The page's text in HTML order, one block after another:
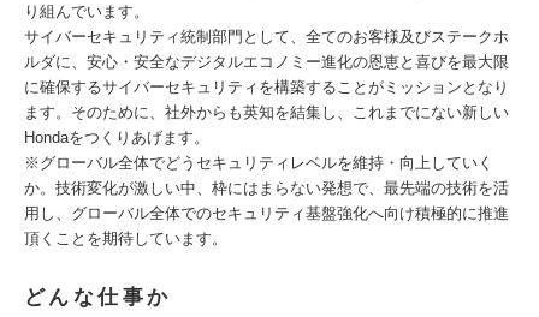
り組んでいます。
サイバーセキュリティ統制部門として、全てのお客様及びステークホ
ルダに、安心・安全なデジタルエコノミー進化の恩恵と喜びを最大限
に確保するサイバーセキュリティを構築することがミッションとなり
ます。そのために、社外からも英知を結集し、これまでにない新しい
Hondaをつくりあげます。
※グローバル全体でどうセキュリティレベルを維持・向上していく
か。技術変化が激しい中、枠にはまらない発想で、最先端の技術を活
用し、グローバル全体でのセキュリティ基盤強化へ向け積極的に推進
頂くことを期待しています。
どんな仕事か